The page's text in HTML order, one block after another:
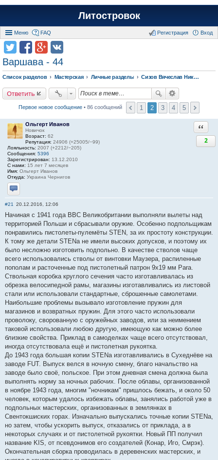
Литостровок
Меню FAQ Вход
Регистрация
Варшава - 44
Список разделов Мастерская Личные разделы Сизов Вячеслав Николаевич.
Ответить
Первое новое сообщение • 86 сообщений 1 2 3 4 5
Ольгерт Иванов
Новичок
Возраст: 62
Репутация: 24906 (+25005/−99)
Лояльность: 2007 (+2212/−205)
Сообщения: 5396
Зарегистрирован: 13.12.2010
С нами: 15 лет 7 месяцев
Имя: Ольгерт Иванов
Откуда: Украина Чернигов
Отправить личное сообщение
2
#21 20.12.2016, 12:06
Начиная с 1941 года ВВС Великобритании выполняли вылеты над
территорией Польши и сбрасывали оружие. Особенно подпольщикам
понравились пистолеты-пулемёты STEN, за их простоту конструкции.
К тому же детали STENа не имели высоких допусков, и поэтому их
было несложно изготовить подпольно. В качестве стволов чаще
всего использовались стволы от винтовки Маузера, распиленные
пополам и расточенные под пистолетный патрон 9х19 мм Para.
Ствольная коробка круглого сечения часто изготавливалась из
обрезка велосипедной рамы, магазины изготавливались из листовой
стали или использовали стандартные, сброшенные самолетами.
Наибольшие проблемы вызывало изготовление пружин для
магазинов и возвратных пружин. Для этого часто использовали
проволоку, сворованную с оружейных заводов, или за неимением
таковой использовали любою другую, имеющую как можно более
близкие свойства. Приклад в самоделках чаще всего отсутствовал,
иногда отсутствовала ещё и пистолетная рукоятка.
До 1943 года большая копии STENа изготавливались в Сухеднёве на
заводе FUT. Выпуск велся в ночную смену, благо начальство на
заводе было своё, польское. При этом дневная смена должна была
выполнять норму за ночных рабочих. После облавы, организованной
в ноябре 1943 года, многим "ночникам" пришлось бежать, и около 50
человек, которым удалось избежать облавы, занялись работой уже в
подпольных мастерских, организованных в землянках в
Свентокшиских горах. Изначально выпускались точные копии STENa,
но затем, чтобы ускорить выпуск, отказались от приклада, а в
некоторых случаях и от пистолетной рукоятки. Новый ПП получил
название KIS, от псевдонимов его создателей (Конар, Иго, Смрэк).
Окончательная сборка проводилась в деревенских мастерских, и